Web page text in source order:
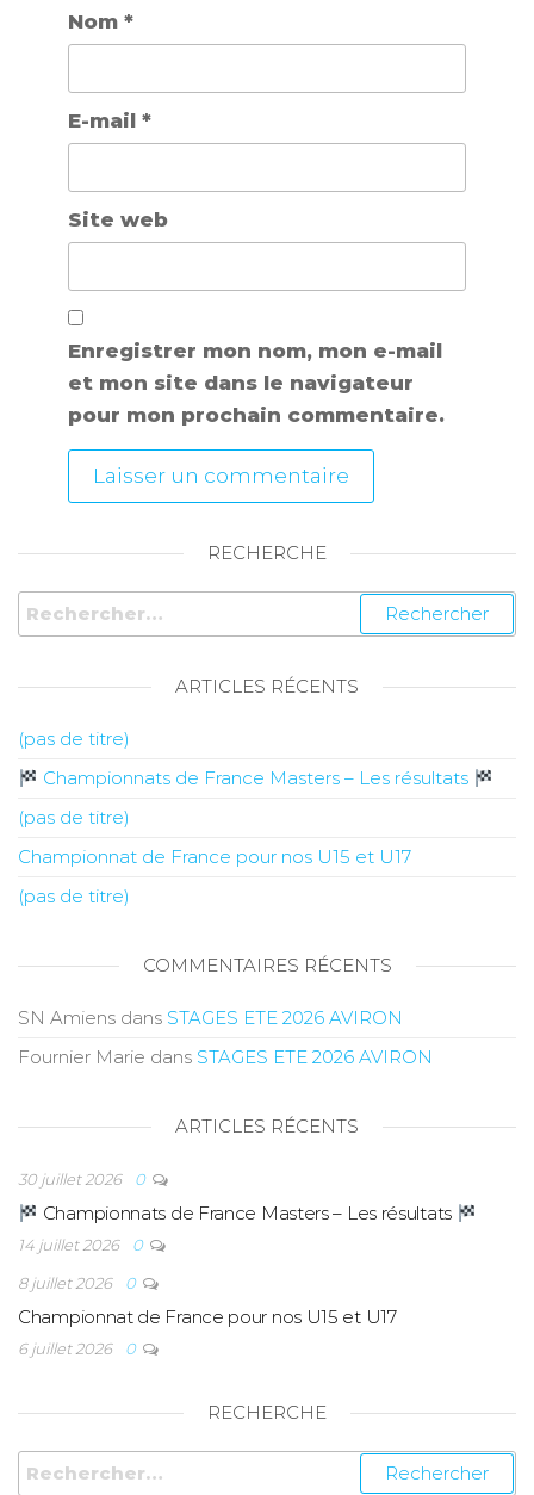
Nom *
E-mail *
Site web
Enregistrer mon nom, mon e-mail
et mon site dans le navigateur
pour mon prochain commentaire.
RECHERCHE
ARTICLES RÉCENTS
(pas de titre)
Championnats de France Masters – Les résultats
(pas de titre)
Championnat de France pour nos U15 et U17
(pas de titre)
COMMENTAIRES RÉCENTS
SN Amiens dans STAGES ETE 2026 AVIRON
Fournier Marie dans STAGES ETE 2026 AVIRON
ARTICLES RÉCENTS
30 juillet 2026 0
Championnats de France Masters – Les résultats
14 juillet 2026
0
8 juillet 2026
0
Championnat de France pour nos U15 et U17
6 juillet 2026 0
RECHERCHE